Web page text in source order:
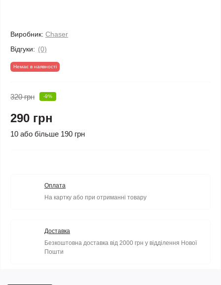
Виробник: Chaser
Відгуки: (0)
Немає в наявності
320 грн -9%
290 грн
10 або більше 190 грн
Оплата
На картку або при отриманні товару
Доставка
Безкоштовна доставка від 2000 грн у відділення Нової
Пошти